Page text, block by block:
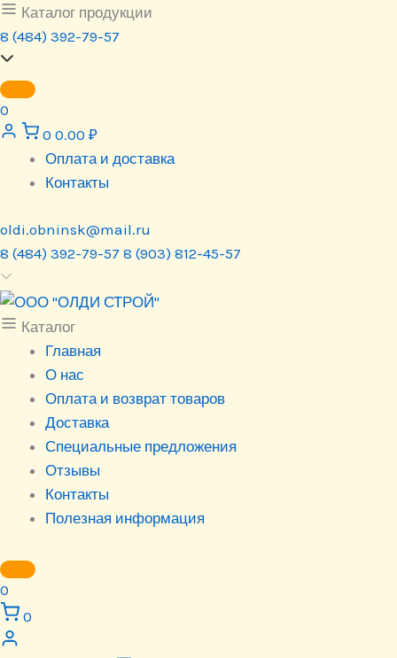
Перейти
к
содержимому
Каталог продукции
8 (484) 392-79-57
0
0 0.00 ₽
Оплата и доставка
Контакты
oldi.obninsk@mail.ru
8 (484) 392-79-57 8 (903) 812-45-57
Каталог
Главная
О нас
Оплата и возврат товаров
Доставка
Специальные предложения
Отзывы
Контакты
Полезная информация
0
0